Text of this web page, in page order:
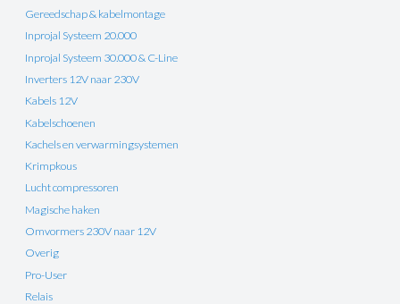
Gereedschap & kabelmontage
Inprojal Systeem 20.000
Inprojal Systeem 30.000 & C-Line
Inverters 12V naar 230V
Kabels 12V
Kabelschoenen
Kachels en verwarmingsystemen
Krimpkous
Lucht compressoren
Magische haken
Omvormers 230V naar 12V
Overig
Pro-User
Relais